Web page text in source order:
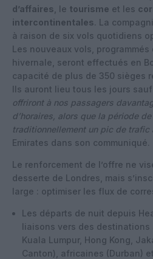
d’affaires , le tourisme et les
intercontinentales. La
à raison de six vols quotidiens
Les nouveaux vols,
hivernale, seront effectués en
capacité de plus de 350 sièges
Ils auront lieu tous les jours
offriront à nos passagers
d’horaires, alors que la période
traditionnellement un pic de trafic
Emirates dans son communiqué.
Le renforcement de l’offre ne
desserte de Londres, mais
large : optimiser les flux de
Les départs de nuit depuis
liaisons vers des destinations
Kuala Lumpur, Hong Kong,
Canton), africaines (Durban)